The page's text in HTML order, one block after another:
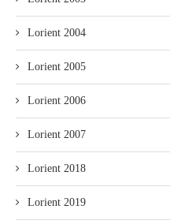
Lorient 2004
Lorient 2005
Lorient 2006
Lorient 2007
Lorient 2018
Lorient 2019